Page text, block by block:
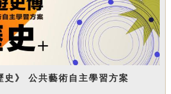
史》 公共藝術自主學習方案